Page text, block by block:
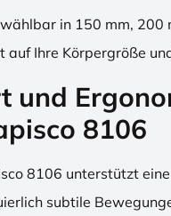
in 150 mm, 200
auf Ihre Körpergröße
und
8106
8106 unterstützt
subtile